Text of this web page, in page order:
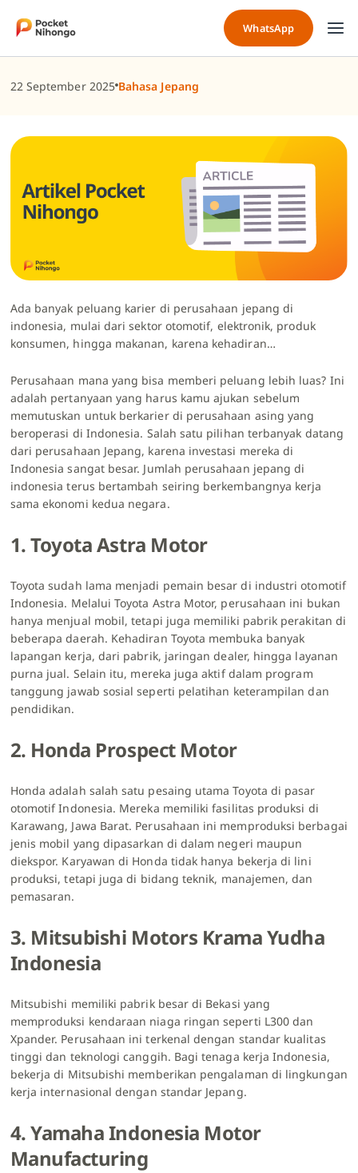
content
WhatsApp
22 September 2025 Bahasa Jepang
Ada banyak peluang karier di perusahaan jepang di
indonesia, mulai dari sektor otomotif, elektronik, produk
konsumen, hingga makanan, karena kehadiran…
Perusahaan mana yang bisa memberi peluang lebih luas? Ini
adalah pertanyaan yang harus kamu ajukan sebelum
memutuskan untuk berkarier di perusahaan asing yang
beroperasi di Indonesia. Salah satu pilihan terbanyak datang
dari perusahaan Jepang, karena investasi mereka di
Indonesia sangat besar. Jumlah perusahaan jepang di
indonesia terus bertambah seiring berkembangnya kerja
sama ekonomi kedua negara.
1. Toyota Astra Motor
Toyota sudah lama menjadi pemain besar di industri otomotif
Indonesia. Melalui Toyota Astra Motor, perusahaan ini bukan
hanya menjual mobil, tetapi juga memiliki pabrik perakitan di
beberapa daerah. Kehadiran Toyota membuka banyak
lapangan kerja, dari pabrik, jaringan dealer, hingga layanan
purna jual. Selain itu, mereka juga aktif dalam program
tanggung jawab sosial seperti pelatihan keterampilan dan
pendidikan.
2. Honda Prospect Motor
Honda adalah salah satu pesaing utama Toyota di pasar
otomotif Indonesia. Mereka memiliki fasilitas produksi di
Karawang, Jawa Barat. Perusahaan ini memproduksi berbagai
jenis mobil yang dipasarkan di dalam negeri maupun
diekspor. Karyawan di Honda tidak hanya bekerja di lini
produksi, tetapi juga di bidang teknik, manajemen, dan
pemasaran.
3. Mitsubishi Motors Krama Yudha
Indonesia
Mitsubishi memiliki pabrik besar di Bekasi yang
memproduksi kendaraan niaga ringan seperti L300 dan
Xpander. Perusahaan ini terkenal dengan standar kualitas
tinggi dan teknologi canggih. Bagi tenaga kerja Indonesia,
bekerja di Mitsubishi memberikan pengalaman di lingkungan
kerja internasional dengan standar Jepang.
4. Yamaha Indonesia Motor
Manufacturing